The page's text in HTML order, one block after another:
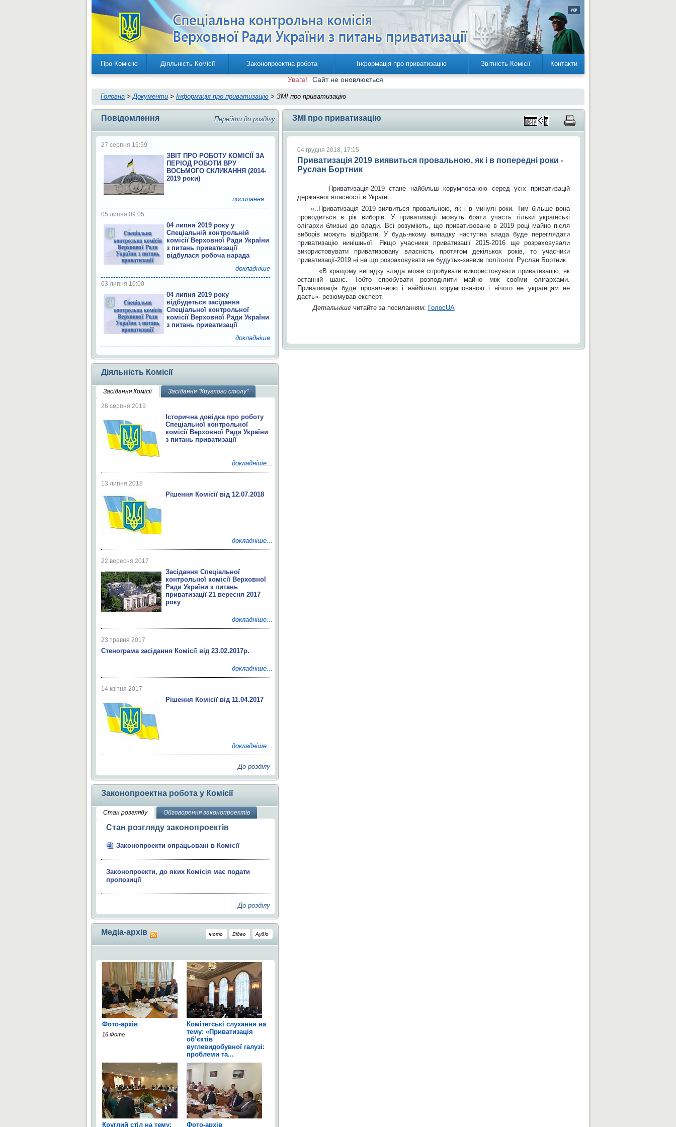
Про Комісію Діяльність Комісії Законопроектна робота Інформація про приватизацію Звітність Комісії Контакти
Увага! Cайт не оновлюється
Головна >Документи > Інформація про приватизацію > ЗМІ про приватизацію
Повідомлення Перейти до розділу
27 серпня 15:59
ЗВІТ ПРО РОБОТУ КОМІСІЇ ЗА
ПЕРІОД РОБОТИ ВРУ
ВОСЬМОГО СКЛИКАННЯ (2014-
2019 роки)
посилання...
05 липня 09:05
04 липня 2019 року у
Спеціальній контрольній
комісії Верховної Ради України
з питань приватизації
відбулася робоча нарада
докладніше
03 липня 10:00
04 липня 2019 року
відбудеться засідання
Спеціальної контрольної
комісії Верховної Ради України
з питань приватизації
докладніше
Діяльність Комісії
Засідання Комісії Засідання "Круглого столу"
28 серпня 2019
Історична довідка про роботу
Спеціальної контрольної
комісії Верховної Ради України
з питань приватизації
докладніше...
13 липня 2018
Рішення Комісії від 12.07.2018
докладніше...
22 вересня 2017
Засідання Спеціальної
контрольної комісії Верховної
Ради України з питань
приватизації 21 вересня 2017
року
докладніше...
23 травня 2017
Стенограма засідання Комісії від 23.02.2017р.
докладніше...
14 квітня 2017
Рішення Комісії від 11.04.2017
докладніше...
До розділу
Законопроектна робота у Комісії
Стан розгляду Обговорення законопроектів
Стан розгляду законопроектів
Законопроекти опрацьовані в Комісії
Законопроекти, до яких Комісія має подати
пропозиції
До розділу
Аудіо
Відео
Фото
Медіа-архів
Фото-архів
16 Фото
Комітетські слухання на
тему: «Приватизація
об’єктів
вуглевидобувної галузі:
проблеми та...
2 Фото
Круглий стіл на тему: Фото-архів
ЗМІ про приватизацію
04 грудня 2018, 17:15
Приватизація 2019 виявиться провальною, як і в попередні роки -
Руслан Бортник
Приватизація-2019 стане найбільш корумпованою серед усіх приватизацій
державної власності в Україні.
«..Приватизація 2019 виявиться провальною, як і в минулі роки. Тим більше вона
проводиться в рік виборів. У приватизації можуть брати участь тільки українські
олігархи близькі до влади. Всі розуміють, що приватизоване в 2019 році майно після
виборів можуть відібрати. У будь-якому випадку наступна влада буде переглядати
приватизацію нинішньої. Якщо учасники приватизації 2015-2016 ще розраховували
використовувати приватизовану власність протягом декількох років, то учасники
приватизації-2019 ні на що розраховувати не будуть»-заявив політолог Руслан Бортник.
«В кращому випадку влада може спробувати використовувати приватизацію, як
останній шанс. Тобто спробувати розподілити майно між своїми олігархами.
Приватизація буде провальною і найбільш корумпованою і нічого не українцям не
дасть»- резюмував експерт.
Детальніше читайте за посиланням: ГолосUA